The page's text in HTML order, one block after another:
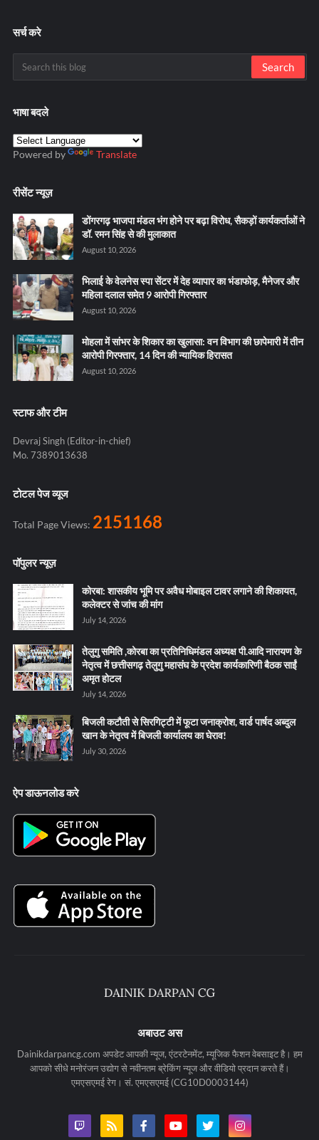
सर्च करे
भाषा बदले
Powered by Translate
रीसेंट न्यूज़
डोंगरगढ़ भाजपा मंडल भंग होने पर बढ़ा विरोध, सैकड़ों कार्यकर्ताओं ने
डॉ. रमन सिंह से की मुलाकात
August 10, 2026
भिलाई के वेलनेस स्पा सेंटर में देह व्यापार का भंडाफोड़, मैनेजर और
महिला दलाल समेत 9 आरोपी गिरफ्तार
August 10, 2026
मोहला में सांभर के शिकार का खुलासा: वन विभाग की छापेमारी में तीन
आरोपी गिरफ्तार, 14 दिन की न्यायिक हिरासत
August 10, 2026
स्टाफ और टीम
Devraj Singh (Editor-in-chief)
Mo. 7389013638
टोटल पेज व्यूज
Total Page Views: 2151168
पॉपुलर न्यूज़
कोरबा: शासकीय भूमि पर अवैध मोबाइल टावर लगाने की शिकायत,
कलेक्टर से जांच की मांग
July 14, 2026
तेलुगु समिति ,कोरबा का प्रतिनिधिमंडल अध्यक्ष पी.आदि नारायण के
नेतृत्व में छत्तीसगढ़ तेलुगु महासंघ के प्रदेश कार्यकारिणी बैठक साईं
अमृत होटल
July 14, 2026
बिजली कटौती से सिरगिट्टी में फूटा जनाक्रोश, वार्ड पार्षद अब्दुल
खान के नेतृत्व में बिजली कार्यालय का घेराव!
July 30, 2026
ऐप डाऊनलोड करे
अबाउट अस
Dainikdarpancg.com अपडेट आपकी न्यूज, एंटरटेनमेंट, म्यूजिक फैशन वेबसाइट है। हम
आपको सीधे मनोरंजन उद्योग से नवीनतम ब्रेकिंग न्यूज और वीडियो प्रदान करते हैं।
एमएसएमई रेग। सं. एमएसएमई (CG10D0003144)